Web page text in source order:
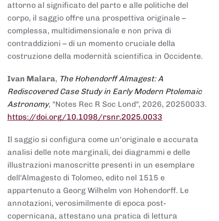
attorno al significato del parto e alle politiche del
corpo, il saggio offre una prospettiva originale –
complessa, multidimensionale e non priva di
contraddizioni – di un momento cruciale della
costruzione della modernità scientifica in Occidente.
Ivan Malara, The Hohendorff Almagest: A
Rediscovered Case Study in Early Modern Ptolemaic
Astronomy, "Notes Rec R Soc Lond", 2026, 20250033.
https://doi.org/10.1098/rsnr.2025.0033
Il saggio si configura come un'originale e accurata
analisi delle note marginali, dei diagrammi e delle
illustrazioni manoscritte presenti in un esemplare
dell'Almagesto di Tolomeo, edito nel 1515 e
appartenuto a Georg Wilhelm von Hohendorff. Le
annotazioni, verosimilmente di epoca post-
copernicana, attestano una pratica di lettura